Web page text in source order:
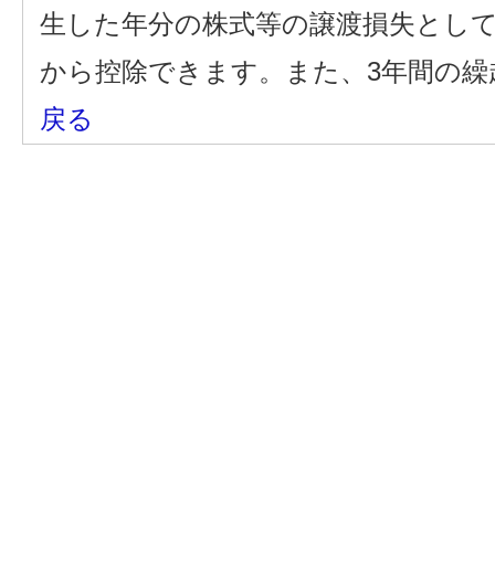
生した年分の株式等の譲渡損失とし
から控除できます。また、3年間の
戻る